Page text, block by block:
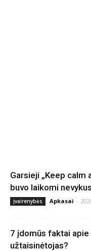
Garsieji „Keep calm
buvo laikomi
Įvairenybės Apkasai -
7 įdomūs faktai
užtaisinėtojas?